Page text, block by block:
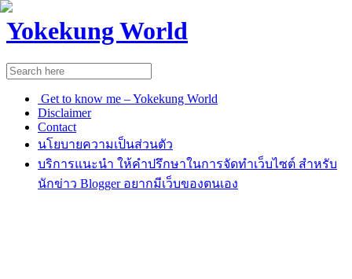
Yokekung World
Get to know me – Yokekung World
Disclaimer
Contact
นโยบายความเป็นส่วนตัว
บริการแนะนำ ให้คำปรึกษาในการจัดทำเว็บไซต์ สำหรับ
นักข่าว Blogger อยากมีเว็บของตนเอง